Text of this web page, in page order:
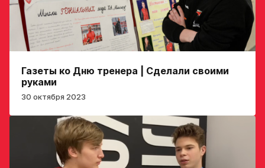
Газеты ко Дню тренера | Сделали своими
руками
30 октября 2023
обработки
персональных
данных
Ассоциации
ХК Авангард
Отправленная заявка
попадает в базу
Академии «Авангард»
В случае положительного
ответа с законным
представителем игрока
Игровой номер
ФИО законного
представителя
Номер телефона
законного
представителя